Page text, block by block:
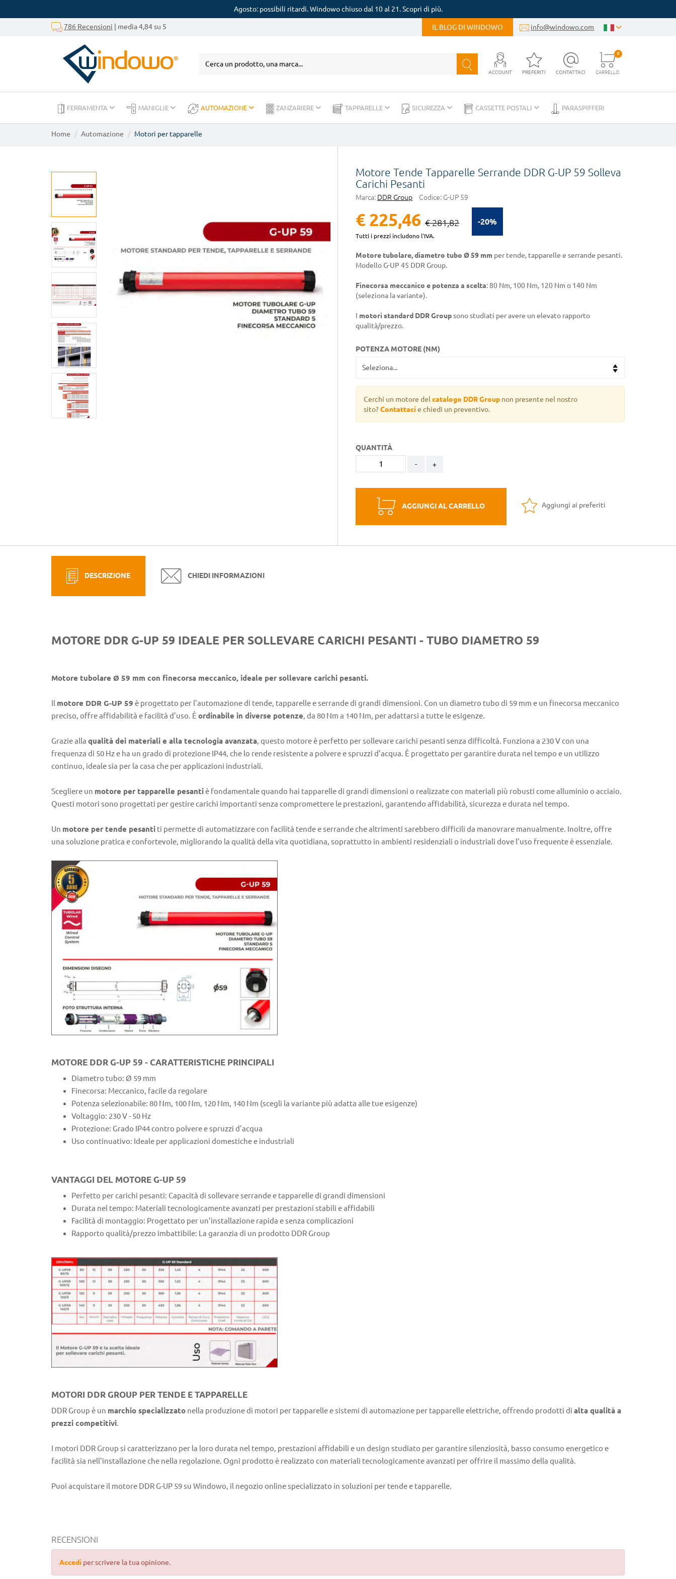
Agosto: possibili ritardi. Windowo chiuso dal 10 al 21. Scopri di più.
786 Recensioni | media 4,84 su 5 IL BLOG DI WINDOWO info@windowo.com
ACCOUNT PREFERITI CONTATTACI CARRELLO
0
FERRAMENTA MANIGLIE AUTOMAZIONE ZANZARIERE TAPPARELLE SICUREZZA CASSETTE POSTALI PARASPIFFERI
Home Automazione Motori per tapparelle
Motore Tende Tapparelle Serrande DDR G-UP 59 Solleva
Carichi Pesanti
Marca: DDR Group Codice: G-UP 59
-20%
€ 225,46 € 281,82
Tutti i prezzi includono l'IVA.
Motore tubolare, diametro tubo Ø 59 mm per tende, tapparelle e serrande pesanti.
Modello G-UP 45 DDR Group.
Finecorsa meccanico e potenza a scelta: 80 Nm, 100 Nm, 120 Nm o 140 Nm
(seleziona la variante).
I motori standard DDR Groupsono studiati per avere un elevato rapporto
qualità/prezzo.
POTENZA MOTORE (NM)
Cerchi un motore del catalogo DDR Group non presente nel nostro
sito?Contattacie chiedi un preventivo.
QUANTITÀ
- +
AGGIUNGI AL CARRELLO Aggiungi ai preferiti
DESCRIZIONE CHIEDI INFORMAZIONI
MOTORE DDR G-UP 59 IDEALE PER SOLLEVARE CARICHI PESANTI - TUBO DIAMETRO 59
Motore tubolare Ø 59 mm con finecorsa meccanico, ideale per sollevare carichi pesanti.
Il motore DDR G-UP 59 è progettato per l’automazione di tende, tapparelle e serrande di grandi dimensioni. Con un diametro tubo di 59 mm e un finecorsa meccanico
preciso, offre affidabilità e facilità d’uso. È ordinabile in diverse potenze, da 80 Nm a 140 Nm, per adattarsi a tutte le esigenze.
Grazie alla qualità dei materiali e alla tecnologia avanzata, questo motore è perfetto per sollevare carichi pesanti senza difficoltà. Funziona a 230 V con una
frequenza di 50 Hz e ha un grado di protezione IP44, che lo rende resistente a polvere e spruzzi d’acqua. È progettato per garantire durata nel tempo e un utilizzo
continuo, ideale sia per la casa che per applicazioni industriali.
Scegliere un motore per tapparelle pesantiè fondamentale quando hai tapparelle di grandi dimensioni o realizzate con materiali più robusti come alluminio o acciaio.
Questi motori sono progettati per gestire carichi importanti senza compromettere le prestazioni, garantendo affidabilità, sicurezza e durata nel tempo.
Un motore per tende pesanti ti permette di automatizzare con facilità tende e serrande che altrimenti sarebbero difficili da manovrare manualmente. Inoltre, offre
una soluzione pratica e confortevole, migliorando la qualità della vita quotidiana, soprattutto in ambienti residenziali o industriali dove l’uso frequente è essenziale.
MOTORE DDR G-UP 59 - CARATTERISTICHE PRINCIPALI
Diametro tubo: Ø 59 mm
Finecorsa: Meccanico, facile da regolare
Potenza selezionabile: 80 Nm, 100 Nm, 120 Nm, 140 Nm (scegli la variante più adatta alle tue esigenze)
Voltaggio: 230 V - 50 Hz
Protezione: Grado IP44 contro polvere e spruzzi d'acqua
Uso continuativo: Ideale per applicazioni domestiche e industriali
VANTAGGI DEL MOTORE G-UP 59
Perfetto per carichi pesanti: Capacità di sollevare serrande e tapparelle di grandi dimensioni
Durata nel tempo: Materiali tecnologicamente avanzati per prestazioni stabili e affidabili
Facilità di montaggio: Progettato per un’installazione rapida e senza complicazioni
Rapporto qualità/prezzo imbattibile: La garanzia di un prodotto DDR Group
MOTORI DDR GROUP PER TENDE E TAPPARELLE
DDR Group è un marchio specializzato nella produzione di motori per tapparelle e sistemi di automazione per tapparelle elettriche, offrendo prodotti di alta qualità a
prezzi competitivi.
I motori DDR Group si caratterizzano per la loro durata nel tempo, prestazioni affidabili e un design studiato per garantire silenziosità, basso consumo energetico e
facilità sia nell'installazione che nella regolazione. Ogni prodotto è realizzato con materiali tecnologicamente avanzati per offrire il massimo della qualità.
Puoi acquistare il motore DDR G-UP 59 su Windowo, il negozio online specializzato in soluzioni per tende e tapparelle.
RECENSIONI
Accedi per scrivere la tua opinione.